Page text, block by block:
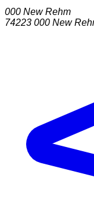
000 New Rehm
74223 000 New